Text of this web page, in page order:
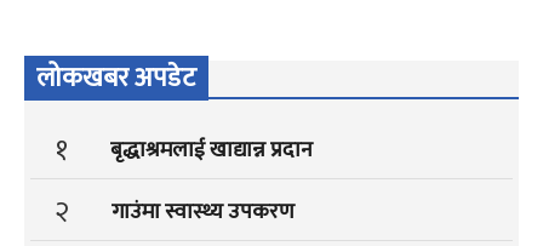
लोकखबर अपडेट
१ बृद्धाश्रमलाई खाद्यान्न प्रदान
२ गाउंमा स्वास्थ्य उपकरण